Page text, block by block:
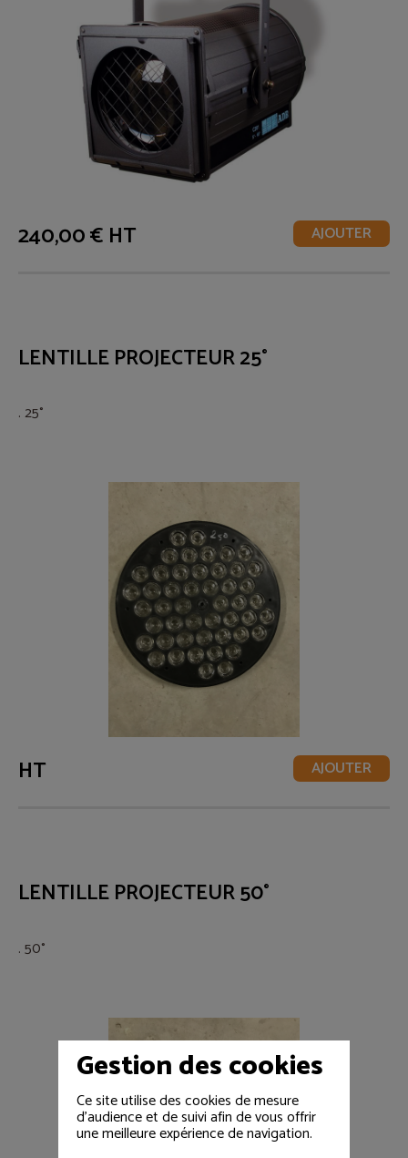
240,00 € HT AJOUTER
LENTILLE PROJECTEUR 25°
. 25°
HT AJOUTER
LENTILLE PROJECTEUR 50°
. 50°
Gestion des cookies
Ce site utilise des cookies de mesure
d'audience et de suivi afin de vous offrir
une meilleure expérience de navigation.